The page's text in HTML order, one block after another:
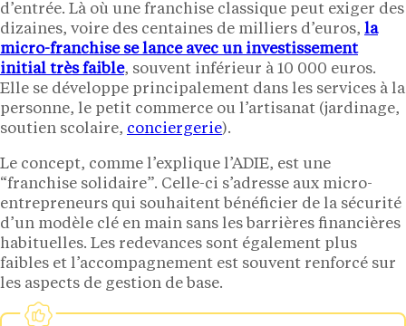
d’entrée. Là où une franchise classique peut exiger des
dizaines, voire des centaines de milliers d’euros, la
micro-franchise se lance avec un investissement
initial très faible, souvent inférieur à 10 000 euros.
Elle se développe principalement dans les services à la
personne, le petit commerce ou l’artisanat (jardinage,
soutien scolaire, conciergerie).
Le concept, comme l’explique l’ADIE, est une
“franchise solidaire”. Celle-ci s’adresse aux micro-
entrepreneurs qui souhaitent bénéficier de la sécurité
d’un modèle clé en main sans les barrières financières
habituelles. Les redevances sont également plus
faibles et l’accompagnement est souvent renforcé sur
les aspects de gestion de base.